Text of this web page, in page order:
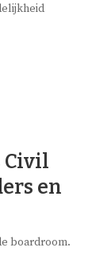
Civil
en
boardroom.